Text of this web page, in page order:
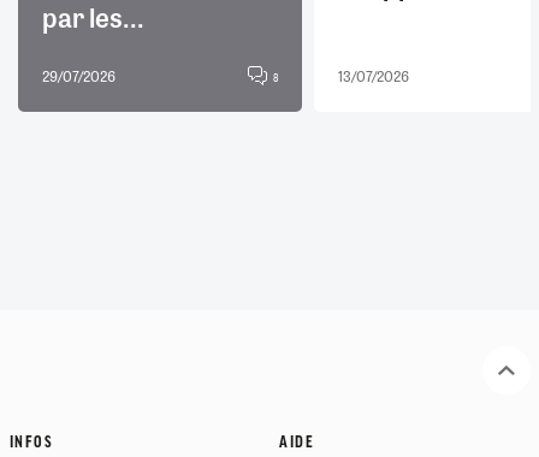
par les...
29/07/2026 8 13/07/2026
INFOS AIDE